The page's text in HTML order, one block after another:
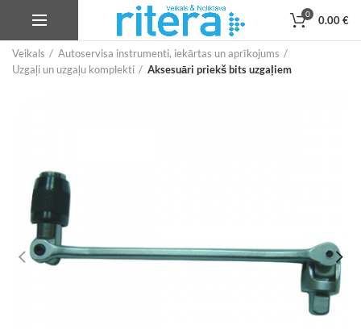
0 0.00€
Veikals
Autoservisa instrumenti, iekārtas un aprīkojums
Uzgaļi un uzgaļu komplekti
Aksesuāri priekš bits uzgaļiem